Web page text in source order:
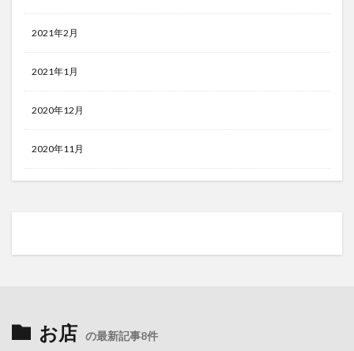
2021年2月
2021年1月
2020年12月
2020年11月
お店 の最新記事8件